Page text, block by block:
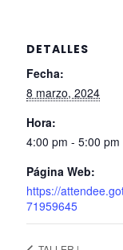
DETALLES
Fecha:
8 marzo, 2024
Hora:
4:00 pm - 5:00 pm
Página Web:
https://
71959645